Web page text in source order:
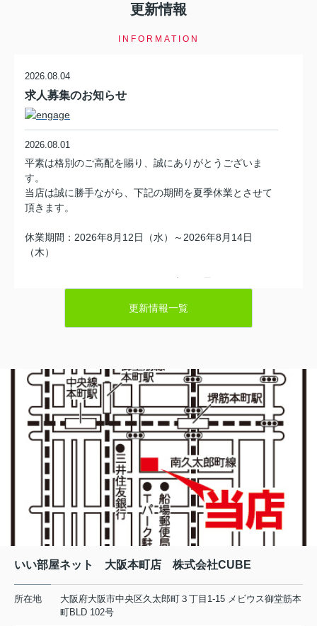
無理なく安心して暮らせる部屋探しのコツがつかめるはずです。
更新情報
INFORMATION
2026.08.04
求人募集のお知らせ
2026.08.01
平素は格別のご高配を賜り、誠にありがとうございま
す。
当店は誠に勝手ながら、下記の期間を夏季休業とさせて
頂きます。
休業期間：2026年8月12日（水）～2026年8月14日
（木）
※休業期間に頂きましたお問い合わせにつきましては、
2026年8月15日（金）以降回答をさせていただきます。
年末年始のお知らせ
平素は格別のご高配を賜り、誠にありがとうございます。
当店は誠に勝手ながら、年末年始休業日を下記のとおりとさ
せていただきます。
年末年始休業期間：2025年12月27日（土）～2026年1月4日
ご不便をおかけいたしますが、何卒ご了承いただきますよう
お願い申し上げます。
※休業期間に頂きましたお問い合わせにつきましても、2026
年1月5日（月）以降回答をさせていただきます。
2022.07.01
大阪の中心地『本町駅』徒歩4分のいい部屋ネット大阪本
町店は敷金・礼金0円、ペット飼育可能物件、家具家電付
き物件などを多数取り扱っている賃貸不動産会社です。
更新情報一覧
いい部屋ネット 大阪本町店 株式会社CUBE
所在地
大阪府大阪市中央区久太郎町３丁目1-15 メビウス御堂筋本
町BLD 102号